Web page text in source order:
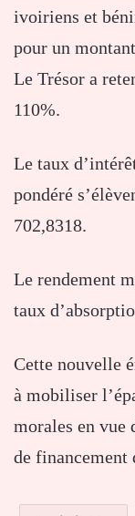
ivoiriens et
pour un
Le Trésor a
110%.
Le taux
pondéré
702,8318.
Le rendement
taux
Cette nouvelle
à mobiliser
morales en vue
de financement